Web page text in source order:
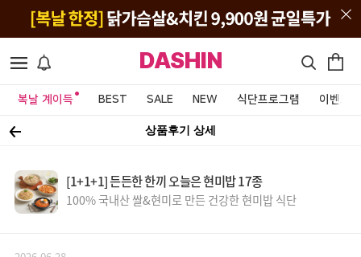
DASHIN
복날 계이득 BEST SALE NEW 식단프로그램 이벤트&
상품후기 상세
[1+1+1] 든든한 한끼 오늘은 현미밥 17종
100% 국내산 쌀&현미로 만든 건강한 현미밥 식단